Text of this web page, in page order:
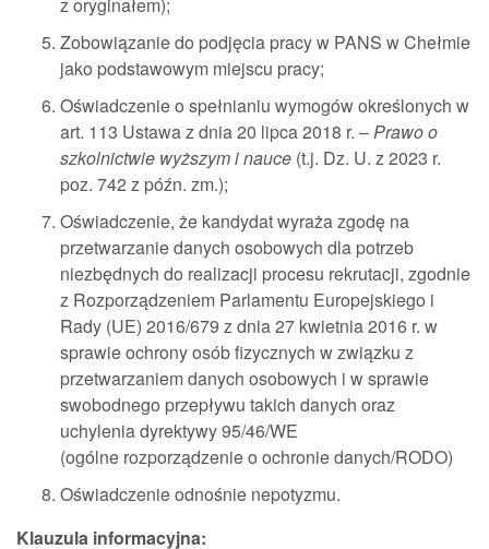
Zobowiązanie do podjęcia pracy w PANS w Chełmie
jako podstawowym miejscu pracy;
Oświadczenie o spełnianiu wymogów określonych w
art. 113 Ustawa z dnia 20 lipca 2018 r. –Prawo o
szkolnictwie wyższym i nauce (t.j. Dz. U. z 2023 r.
poz. 742 z późn. zm.);
Oświadczenie, że kandydat wyraża zgodę na
przetwarzanie danych osobowych dla potrzeb
niezbędnych do realizacji procesu rekrutacji, zgodnie
z Rozporządzeniem Parlamentu Europejskiego i
Rady (UE) 2016/679 z dnia 27 kwietnia 2016 r. w
sprawie ochrony osób fizycznych w związku z
przetwarzaniem danych osobowych i w sprawie
swobodnego przepływu takich danych oraz
uchylenia dyrektywy 95/46/WE
(ogólne rozporządzenie o ochronie danych/RODO)
Oświadczenie odnośnie nepotyzmu.
Klauzula informacyjna: